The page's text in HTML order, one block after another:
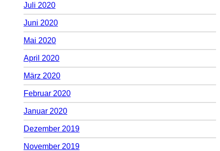
Juli 2020
Juni 2020
Mai 2020
April 2020
März 2020
Februar 2020
Januar 2020
Dezember 2019
November 2019